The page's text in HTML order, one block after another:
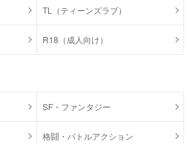
TL（ティーンズラブ）
R18（成人向け）
SF・ファンタジー
格闘・バトルアクション